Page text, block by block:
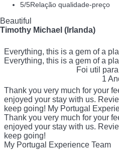
5/5Relação qualidade-preço
Beautiful
Timothy Michael (Irlanda)
Everything, this is a gem of a
Everything, this is a gem of a
Foi util
1
Thank you very much for your
enjoyed your stay with us.
keep going! My Portugal
Thank you very much for your
enjoyed your stay with us.
keep going!
My Portugal Experience Team